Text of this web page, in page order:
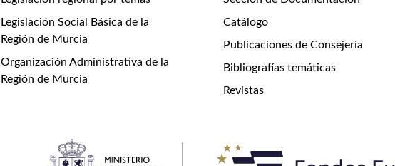
Legislación Social Básica de la
Región de Murcia
Organización Administrativa de la
Región de Murcia
Catálogo
Publicaciones de Consejería
Bibliografías temáticas
Revistas